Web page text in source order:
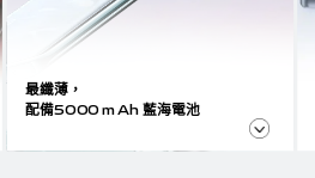
最纖薄，
配備5000 mAh 藍海電池